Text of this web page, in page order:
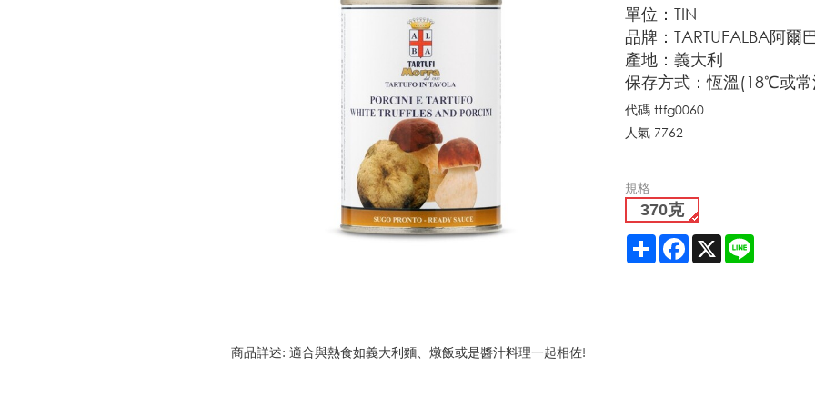
單位：TIN
品牌：TARTUFALBA阿爾
產地：義大利
保存方式：恆溫(18℃或常
代碼 ttfg0060
人氣 7762
規格
370克
Share Facebook
X
商品詳述: 適合與熱食如義大利麵、燉飯或是醬汁料理一起相佐!